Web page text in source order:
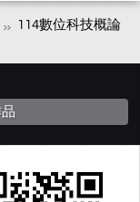
114數位科技概論